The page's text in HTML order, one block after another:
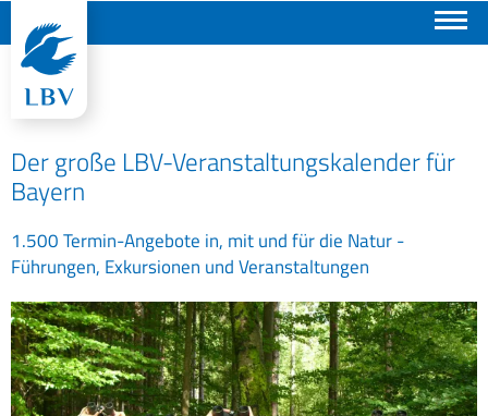
Der große LBV-Veranstaltungskalender für
Bayern
1.500 Termin-Angebote in, mit und für die Natur -
Führungen, Exkursionen und Veranstaltungen